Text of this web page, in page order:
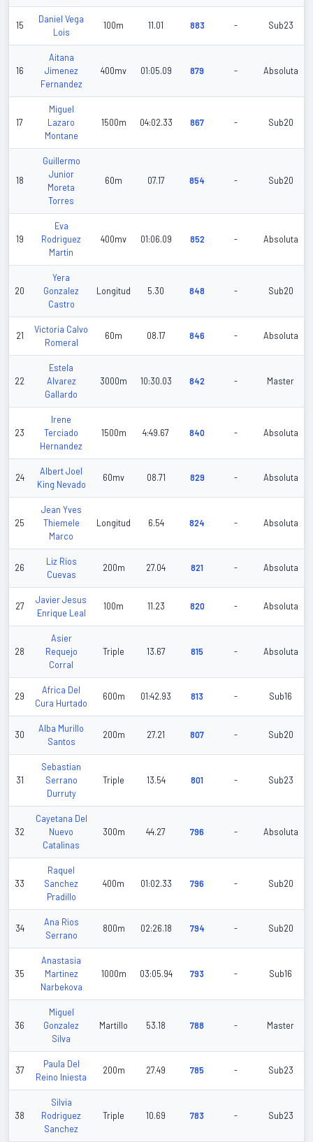
15
Daniel Vega
Lois
100m 11.01 883 - Sub23
16
Aitana
Jimenez
Fernandez
400mv 01:05.09 879 - Absoluta
17
Miguel
Lazaro
Montane
1500m 04:02.33 867 - Sub20
18
Guillermo
Junior
Moreta
Torres
60m 07.17 854 - Sub20
19
Eva
Rodriguez
Martin
400mv 01:06.09 852 - Absoluta
20
Yera
Gonzalez
Castro
Longitud 5.30 848 - Sub20
21
Victoria Calvo
Romeral
60m 08.17 846 - Absoluta
22
Estela
Alvarez
Gallardo
3000m 10:30.03 842 - Master
23
Irene
Terciado
Hernandez
1500m 4:49.67 840 - Absoluta
24
Albert Joel
King Nevado
60mv 08.71 829 - Absoluta
25
Jean Yves
Thiemele
Marco
Longitud 6.54 824 - Absoluta
26
Liz Rios
Cuevas
200m 27.04 821 - Absoluta
27
Javier Jesus
Enrique Leal
100m 11.23 820 - Absoluta
28
Asier
Requejo
Corral
Triple 13.67 815 - Absoluta
29
Africa Del
Cura Hurtado
600m 01:42.93 813 - Sub16
30
Alba Murillo
Santos
200m 27.21 807 - Sub20
31
Sebastian
Serrano
Durruty
Triple 13.54 801 - Sub23
32
Cayetana Del
Nuevo
Catalinas
300m 44.27 796 - Absoluta
33
Raquel
Sanchez
Pradillo
400m 01:02.33 796 - Sub20
34
Ana Rios
Serrano
800m 02:26.18 794 - Sub20
35
Anastasia
Martinez
Narbekova
1000m 03:05.94 793 - Sub16
36
Miguel
Gonzalez
Silva
Martillo 53.18 788 - Master
37
Paula Del
Reino Iniesta
200m 27.49 785 - Sub23
38
Silvia
Rodriguez
Sanchez
Triple 10.69 783 - Sub23